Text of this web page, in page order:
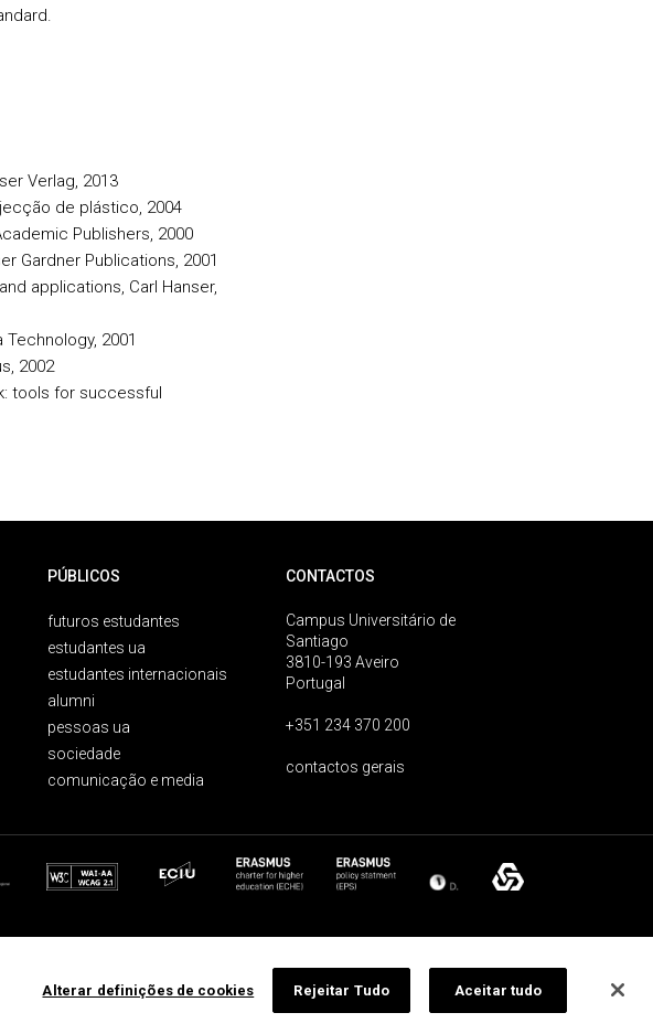
Verlag, 2013
de plástico, 2004
Publishers, 2000
Gardner Publications, 2001
applications, Carl Hanser,
Technology, 2001
2002
tools for successful
PÚBLICOS
futuros estudantes
estudantes ua
estudantes internacionais
alumni
pessoas ua
sociedade
comunicação e media
CONTACTOS
Campus Universitário de
Santiago
3810-193 Aveiro
Portugal
+351 234 370 200
contactos gerais
Alterar definições de cookies Rejeitar Tudo Aceitar tudo